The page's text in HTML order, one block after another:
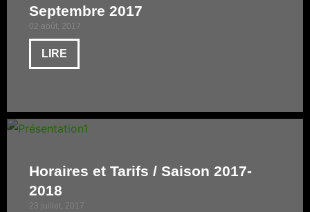
Septembre 2017
02 août, 2017
LIRE
Horaires et Tarifs / Saison 2017-
2018
23 juillet, 2017